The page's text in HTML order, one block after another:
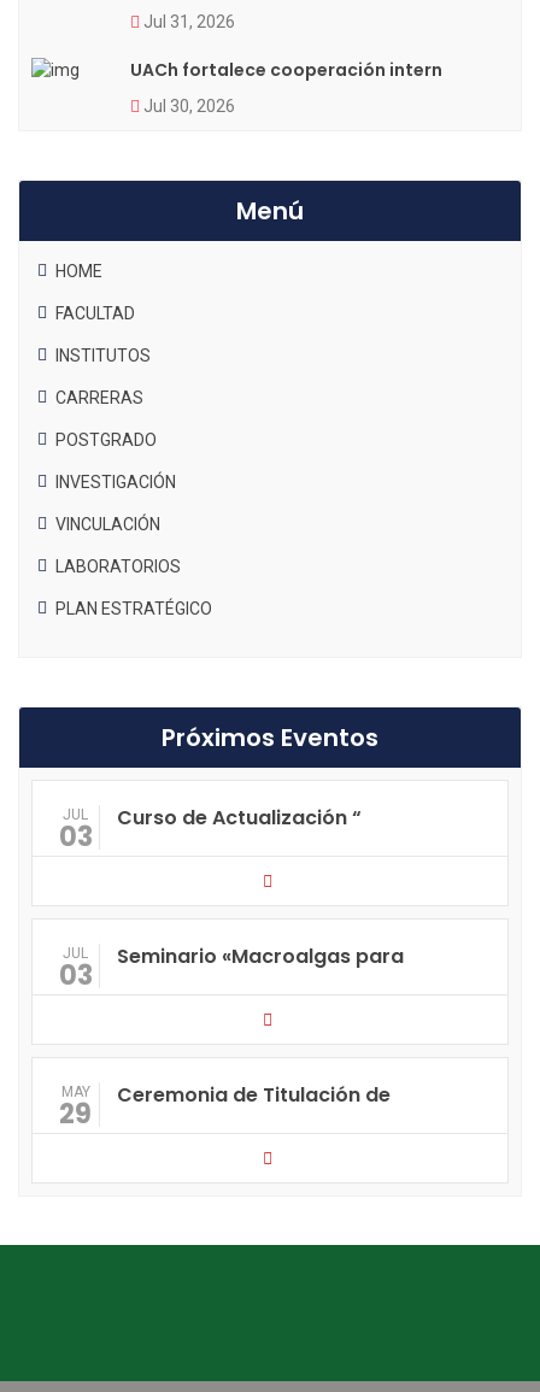
Jul 31, 2026
UACh fortalece cooperación intern
Jul 30, 2026
Menú
HOME
FACULTAD
INSTITUTOS
CARRERAS
POSTGRADO
INVESTIGACIÓN
VINCULACIÓN
LABORATORIOS
PLAN ESTRATÉGICO
Próximos Eventos
JUL
03
Curso de Actualización “
JUL
03
Seminario «Macroalgas para
MAY
29
Ceremonia de Titulación de